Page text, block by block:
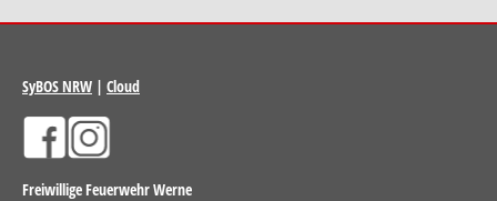
SyBOS NRW | Cloud
Freiwillige Feuerwehr Werne